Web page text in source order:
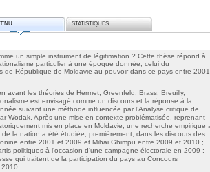
STATISTIQUES
un simple instrument de légitimation ? Cette thèse répond à
particulier à une époque donnée, celui du
de République de Moldavie au pouvoir dans ce pays entre 2001
avant les théories de Hermet, Greenfeld, Brass, Breuilly,
est envisagé comme un discours et la réponse à la
suivant une méthode influencée par l’Analyse critique de
Wodak. Après une mise en contexte problématisée, reprenant
mis en place en Moldavie, une recherche empirique
la nation a été étudiée, premièrement, dans les discours des
entre 2001 et 2009 et Mihai Ghimpu entre 2009 et 2010 ;
politiques à l’occasion d’une campagne électorale en 2009 ;
qui traitent de la participation du pays au Concours